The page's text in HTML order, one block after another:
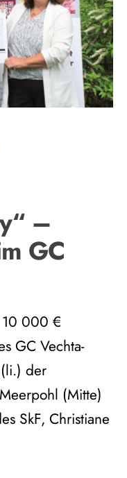
–
GC
10 000 €
GC Vechta-
der
(Mitte)
SkF, Christiane